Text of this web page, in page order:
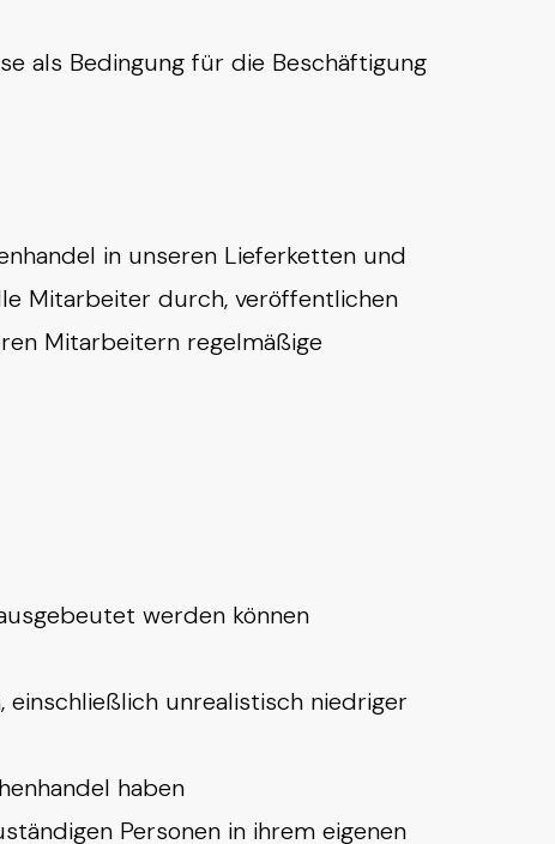
als Bedingung für die Beschäftigung
in unseren Lieferketten und
Mitarbeiter durch, veröffentlichen
Mitarbeitern regelmäßige
werden können
einschließlich unrealistisch niedriger
haben
Personen in ihrem eigenen